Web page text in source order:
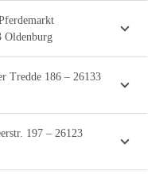
Oldenburg
Tredde 186 – 26133
197 – 26123